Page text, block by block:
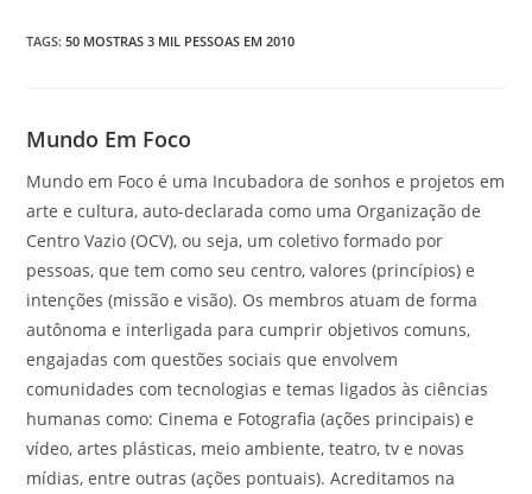
TAGS:50 MOSTRAS 3 MIL PESSOAS EM 2010
Mundo Em Foco
Mundo em Foco é uma Incubadora de sonhos e projetos em
arte e cultura, auto-declarada como uma Organização de
Centro Vazio (OCV), ou seja, um coletivo formado por
pessoas, que tem como seu centro, valores (princípios) e
intenções (missão e visão). Os membros atuam de forma
autônoma e interligada para cumprir objetivos comuns,
engajadas com questões sociais que envolvem
comunidades com tecnologias e temas ligados às ciências
humanas como: Cinema e Fotografia (ações principais) e
vídeo, artes plásticas, meio ambiente, teatro, tv e novas
mídias, entre outras (ações pontuais). Acreditamos na